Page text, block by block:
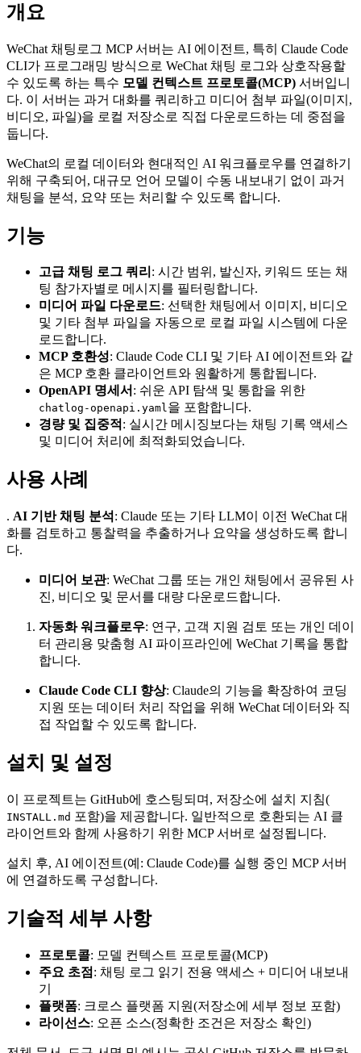
개요
WeChat 채팅로그 MCP 서버는 AI 에이전트, 특히 Claude Code
CLI가 프로그래밍 방식으로 WeChat 채팅 로그와 상호작용할
수 있도록 하는 특수 모델 컨텍스트 프로토콜(MCP) 서버입니
다. 이 서버는 과거 대화를 쿼리하고 미디어 첨부 파일(이미지,
비디오, 파일)을 로컬 저장소로 직접 다운로드하는 데 중점을
둡니다.
WeChat의 로컬 데이터와 현대적인 AI 워크플로우를 연결하기
위해 구축되어, 대규모 언어 모델이 수동 내보내기 없이 과거
채팅을 분석, 요약 또는 처리할 수 있도록 합니다.
기능
고급 채팅 로그 쿼리 : 시간 범위, 발신자, 키워드 또는 채
팅 참가자별로 메시지를 필터링합니다.
미디어 파일 다운로드: 선택한 채팅에서 이미지, 비디오
및 기타 첨부 파일을 자동으로 로컬 파일 시스템에 다운
로드합니다.
MCP 호환성: Claude Code CLI 및 기타 AI 에이전트와 같
은 MCP 호환 클라이언트와 원활하게 통합됩니다.
OpenAPI 명세서 : 쉬운 API 탐색 및 통합을 위한
chatlog-openapi.yaml을 포함합니다.
경량 및 집중적 : 실시간 메시징보다는 채팅 기록 액세스
및 미디어 처리에 최적화되었습니다.
사용 사례
. AI 기반 채팅 분석 : Claude 또는 기타 LLM이 이전 WeChat 대
화를 검토하고 통찰력을 추출하거나 요약을 생성하도록 합니
다.
미디어 보관: WeChat 그룹 또는 개인 채팅에서 공유된 사
진, 비디오 및 문서를 대량 다운로드합니다.
자동화 워크플로우: 연구, 고객 지원 검토 또는 개인 데이
터 관리용 맞춤형 AI 파이프라인에 WeChat 기록을 통합
합니다.
Claude Code CLI 향상: Claude의 기능을 확장하여 코딩
지원 또는 데이터 처리 작업을 위해 WeChat 데이터와 직
접 작업할 수 있도록 합니다.
설치 및 설정
이 프로젝트는 GitHub에 호스팅되며, 저장소에 설치 지침(
INSTALL.md 포함)을 제공합니다. 일반적으로 호환되는 AI 클
라이언트와 함께 사용하기 위한 MCP 서버로 설정됩니다.
설치 후, AI 에이전트(예: Claude Code)를 실행 중인 MCP 서버
에 연결하도록 구성합니다.
기술적 세부 사항
프로토콜: 모델 컨텍스트 프로토콜(MCP)
주요 초점 : 채팅 로그 읽기 전용 액세스 + 미디어 내보내
기
플랫폼: 크로스 플랫폼 지원(저장소에 세부 정보 포함)
라이선스: 오픈 소스(정확한 조건은 저장소 확인)